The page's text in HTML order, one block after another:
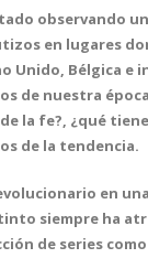
observando
en lugares
Unido, Bélgica
de nuestra
la fe?, ¿qué
de la tendencia.
en
siempre ha
de series